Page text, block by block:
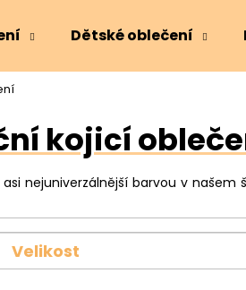
Dětské oblečení
kojicí
nejuniverzálnější barvou v našem
Velikost
najít?